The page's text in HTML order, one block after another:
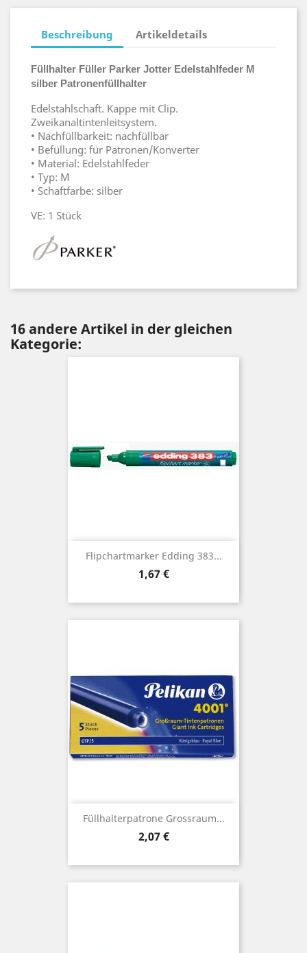
Beschreibung Artikeldetails
Füllhalter Füller Parker Jotter Edelstahlfeder M
silber Patronenfüllhalter
Edelstahlschaft. Kappe mit Clip.
Zweikanaltintenleitsystem.
• Nachfüllbarkeit: nachfüllbar
• Befüllung: für Patronen/Konverter
• Material: Edelstahlfeder
• Typ: M
• Schaftfarbe: silber
VE: 1 Stück
16 andere Artikel in der gleichen
Kategorie:
Flipchartmarker Edding 383...
Preis
1,67 €
Füllhalterpatrone Grossraum...
Preis
2,07 €